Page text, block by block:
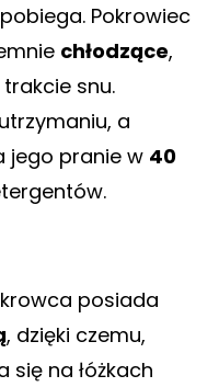
Pokrowiec
chłodzące,
snu.
a
jego pranie w 40
posiada
, dzięki czemu,
się na łóżkach